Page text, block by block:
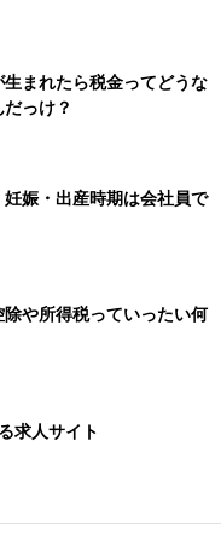
るなどのメリットがあ
期を避けて、早めに持
告できることもあるの
といいですね。
でしたでしたか？
庭の状況に合わせて、
ひチャレンジしてみて
公開されたもので
生まれたら税金ってどうな
っけ？
娠・出産時期は会社員で
や所得税っていったい何
求人サイト